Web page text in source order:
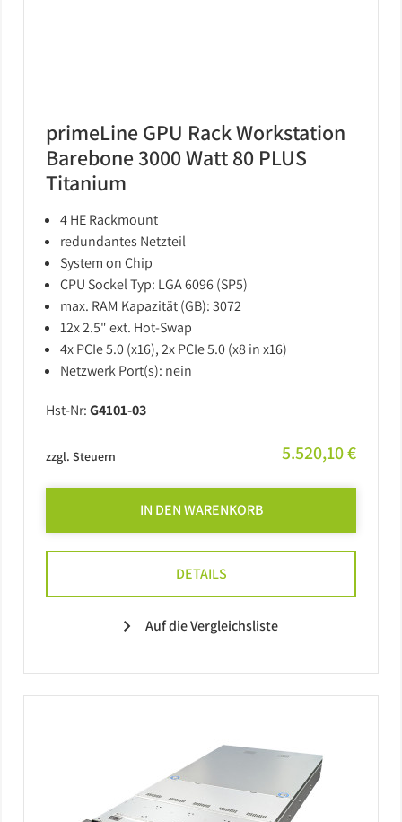
primeLine GPU Rack Workstation
Barebone 3000 Watt 80 PLUS
Titanium
4 HE Rackmount
redundantes Netzteil
System on Chip
CPU Sockel Typ: LGA 6096 (SP5)
max. RAM Kapazität (GB): 3072
12x 2.5" ext. Hot-Swap
4x PCIe 5.0 (x16), 2x PCIe 5.0 (x8 in x16)
Netzwerk Port(s): nein
Hst-Nr:G4101-03
zzgl. Steuern 5.520,10 €
IN DEN WARENKORB
DETAILS
Auf die Vergleichsliste